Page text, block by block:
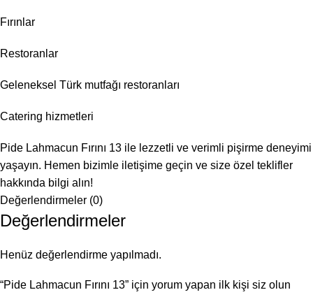
Fırınlar
Restoranlar
Geleneksel Türk mutfağı restoranları
Catering hizmetleri
Pide Lahmacun Fırını 13 ile lezzetli ve verimli pişirme deneyimi
yaşayın. Hemen bizimle iletişime geçin ve size özel teklifler
hakkında bilgi alın!
Değerlendirmeler (0)
Değerlendirmeler
Henüz değerlendirme yapılmadı.
“Pide Lahmacun Fırını 13” için yorum yapan ilk kişi siz olun